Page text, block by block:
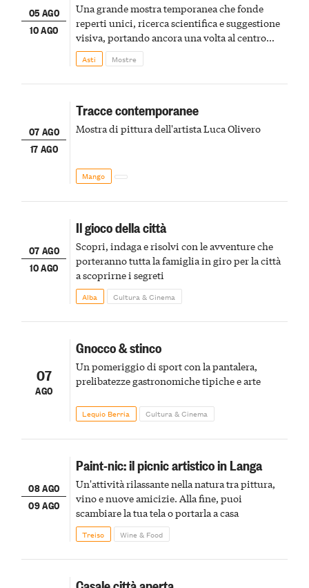
05 AGO
10 AGO
Una grande mostra temporanea che fonde
reperti unici, ricerca scientifica e suggestione
visiva, portando ancora una volta al centro
della scena le meraviglie del passato astigiano
Asti Mostre
07 AGO
17 AGO
Tracce contemporanee
Mostra di pittura dell'artista Luca Olivero
Mango
07 AGO
10 AGO
Il gioco della città
Scopri, indaga e risolvi con le avventure che
porteranno tutta la famiglia in giro per la città
a scoprirne i segreti
Alba Cultura & Cinema
07
AGO
Gnocco & stinco
Un pomeriggio di sport con la pantalera,
prelibatezze gastronomiche tipiche e arte
Lequio Berria Cultura & Cinema
08 AGO
09 AGO
Paint-nic: il picnic artistico in Langa
Un'attività rilassante nella natura tra pittura,
vino e nuove amicizie. Alla fine, puoi
scambiare la tua tela o portarla a casa
Treiso Wine & Food